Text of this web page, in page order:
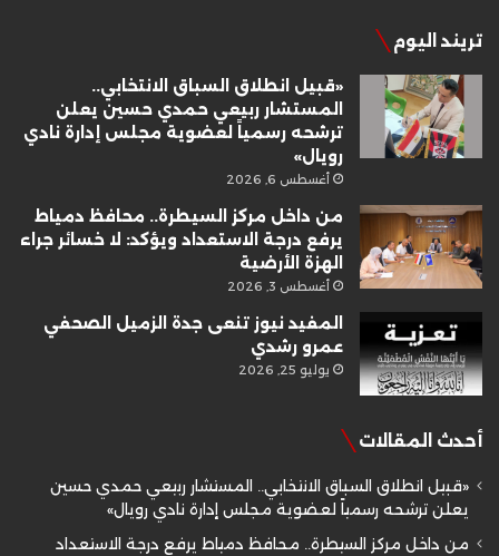
تريند اليوم
«قبيل انطلاق السباق الانتخابي..
المستشار ربيعي حمدي حسين يعلن
ترشحه رسمياً لعضوية مجلس إدارة نادي
رويال»
أغسطس 6, 2026
من داخل مركز السيطرة.. محافظ دمياط
يرفع درجة الاستعداد ويؤكد: لا خسائر جراء
الهزة الأرضية
أغسطس 3, 2026
المفيد نيوز تنعى جدة الزميل الصحفي
عمرو رشدي
يوليو 25, 2026
أحدث المقالات
«قبيل انطلاق السباق الانتخابي.. المستشار ربيعي حمدي حسين
يعلن ترشحه رسمياً لعضوية مجلس إدارة نادي رويال»
من داخل مركز السيطرة.. محافظ دمياط يرفع درجة الاستعداد